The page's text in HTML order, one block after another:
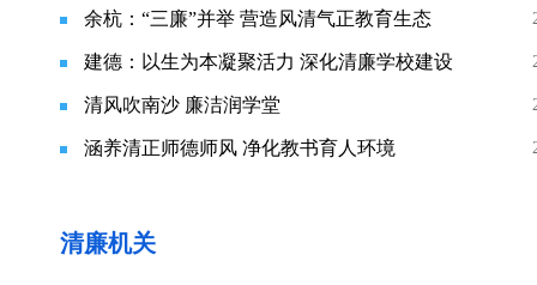
余杭：“三廉”并举 营造风清气正教育生态
建德：以生为本凝聚活力 深化清廉学校建设
清风吹南沙 廉洁润学堂
涵养清正师德师风 净化教书育人环境
清廉机关